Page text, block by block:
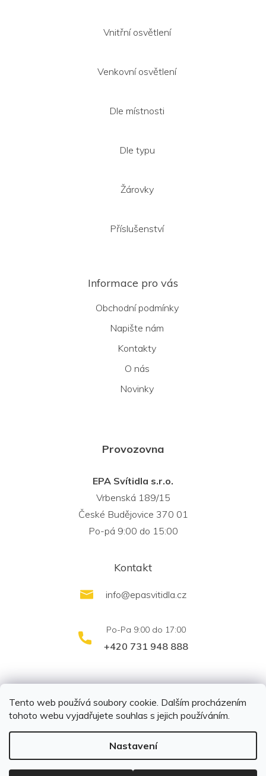
Tento web používá soubory cookie. Dalším procházením
tohoto webu vyjadřujete souhlas s jejich používáním.
Nastavení
Vnitřní osvětlení
Venkovní osvětlení
Dle místnosti
Dle typu
Žárovky
Příslušenství
Informace pro vás
Obchodní podmínky
Napište nám
Kontakty
O nás
Novinky
Provozovna
EPA Svítidla s.r.o.
Vrbenská 189/15
České Budějovice 370 01
Po-pá 9:00 do 15:00
Kontakt
info@epasvitidla.cz
+420 731 948 888
Copyright 2026EPA svítidla s.r.o.. Všechna práva
vyhrazena.Upravit nastavení cookies